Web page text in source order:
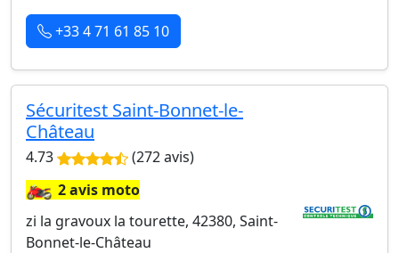
+33 4 71 61 85 10
Sécuritest Saint-Bonnet-le-
Château
4.73 (272 avis)
🏍️2 avis moto
zi la gravoux la tourette, 42380, Saint-
Bonnet-le-Château